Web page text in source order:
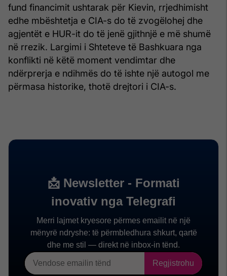
fund financimit ushtarak për Kievin, rrjedhimisht
edhe mbështetja e CIA-s do të zvogëlohej dhe
agjentët e HUR-it do të jenë gjithnjë e më shumë
në rrezik. Largimi i Shteteve të Bashkuara nga
konflikti në këtë moment vendimtar dhe
ndërprerja e ndihmës do të ishte një autogol me
përmasa historike, thotë drejtori i CIA-s.